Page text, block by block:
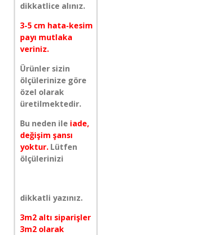
dikkatlice alınız.
3-5 cm hata-kesim
payı mutlaka
veriniz.
Ürünler sizin
ölçülerinize göre
özel olarak
üretilmektedir.
Bu neden ile iade,
değişim şansı
yoktur. Lütfen
ölçülerinizi
dikkatli yazınız.
3m2 altı siparişler
3m2 olarak